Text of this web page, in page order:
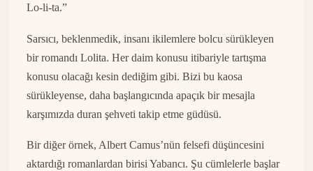
Lo-li-ta.”
Sarsıcı, beklenmedik, insanı ikilemlere bolcu sürükleyen
bir romandı Lolita. Her daim konusu itibariyle tartışma
konusu olacağı kesin dediğim gibi. Bizi bu kaosa
sürükleyense, daha başlangıcında apaçık bir mesajla
karşımızda duran şehveti takip etme güdüsü.
Bir diğer örnek, Albert Camus’nün felsefi düşüncesini
aktardığı romanlardan birisi Yabancı. Şu cümlelerle başlar